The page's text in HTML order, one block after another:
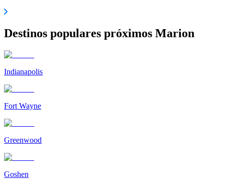
Destinos populares próximos Marion
Indianapolis
Fort Wayne
Greenwood
Goshen